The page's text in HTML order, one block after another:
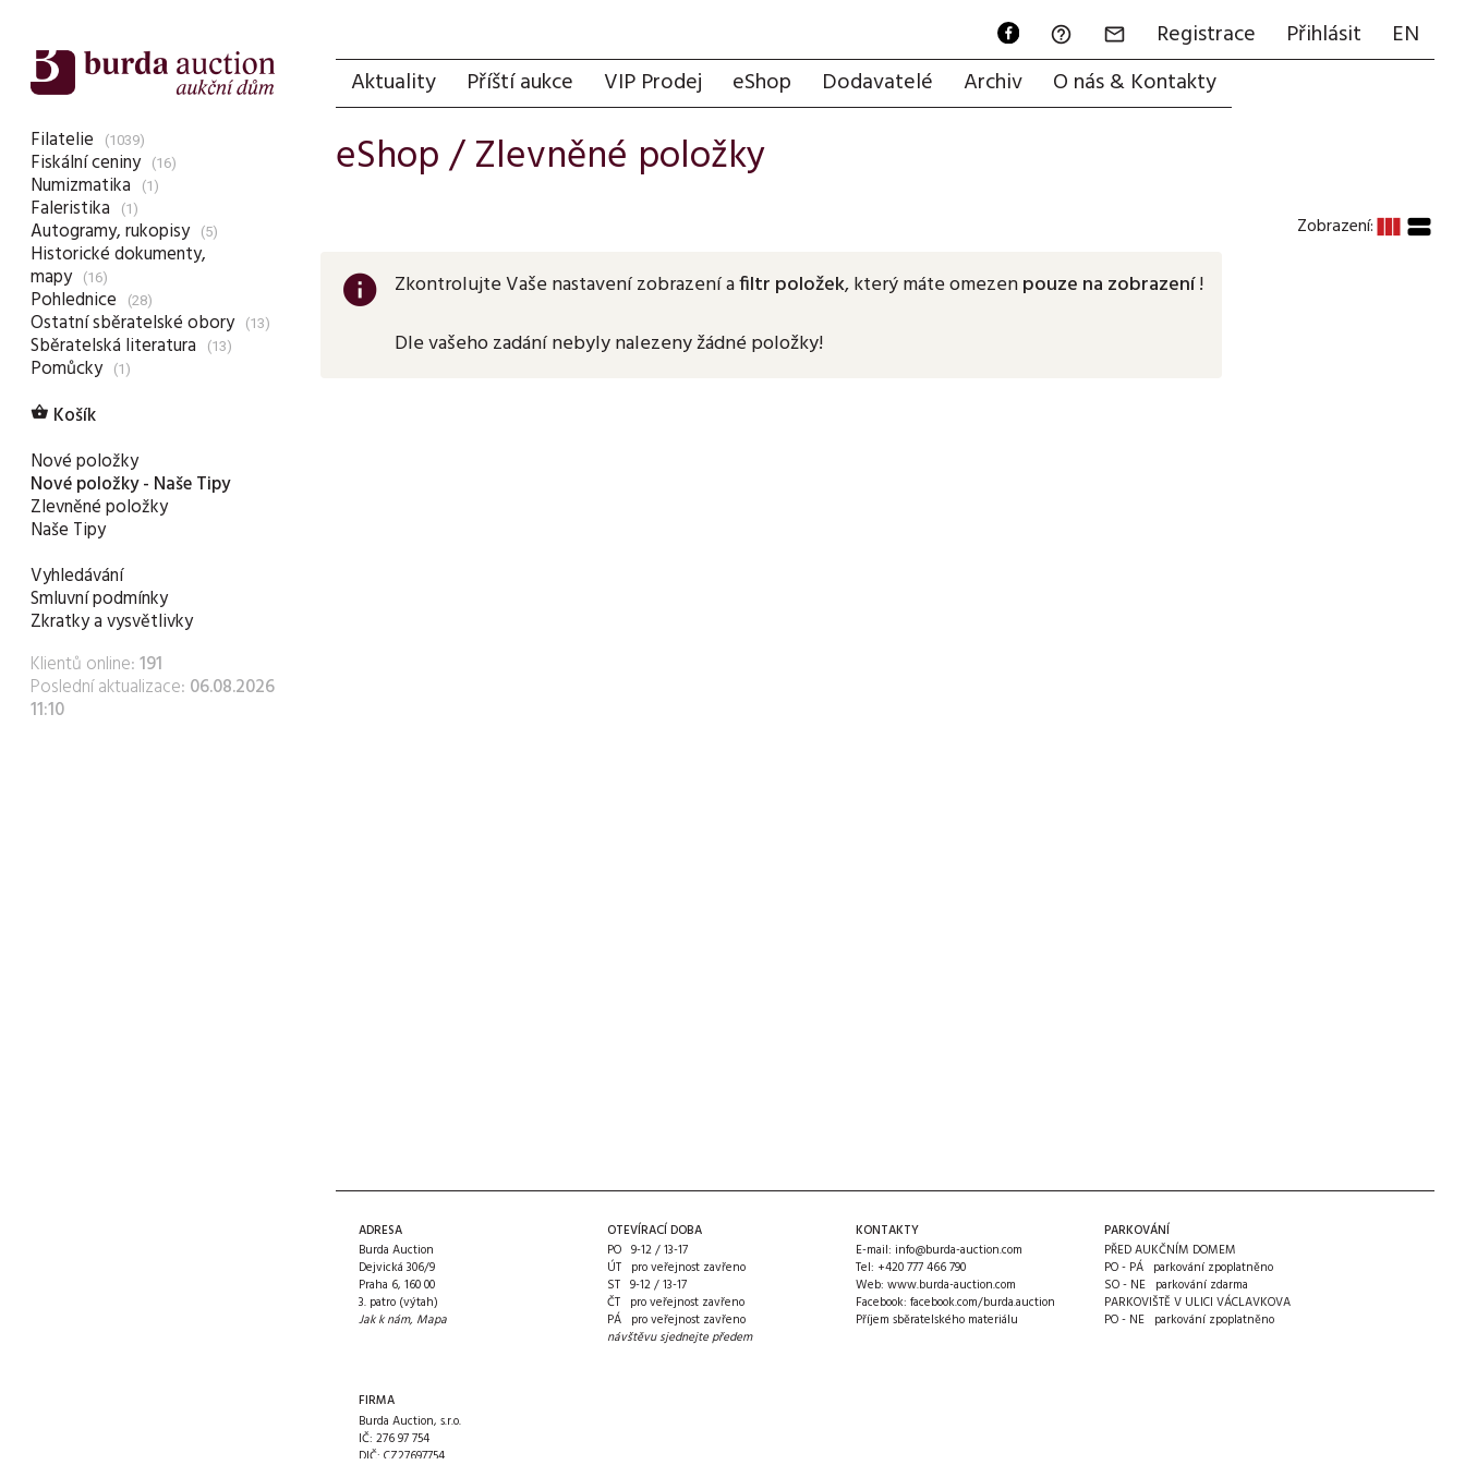
Filatelie (1039)
Fiskální ceniny (16)
Numizmatika (1)
Faleristika (1)
Autogramy, rukopisy (5)
Historické dokumenty,
mapy (16)
Pohlednice (28)
Ostatní sběratelské obory (13)
Sběratelská literatura (13)
Pomůcky (1)
 Košík
Nové položky
Nové položky - Naše Tipy
Zlevněné položky
Naše Tipy
Vyhledávání
Smluvní podmínky
Zkratky a vysvětlivky
Klientů online:191
Poslední aktualizace: 06.08.2026
11:10
  Registrace Přihlásit
EN
Aktuality
Příští aukce VIP Prodej eShop Dodavatelé Archiv O nás & Kontakty
eShop / Zlevněné položky
Zobrazení:view_column view_stream
info Zkontrolujte Vaše nastavení zobrazení afiltr položek, který máte omezenpouze na zobrazení!
Dle vašeho zadání nebyly nalezeny žádné položky!
ADRESA
Burda Auction
Dejvická 306/9
Praha 6, 160 00
3. patro (výtah)
Jak k nám, Mapa
OTEVÍRACÍ DOBA
PO 9-12 / 13-17
ÚT pro veřejnost zavřeno
ST 9-12 / 13-17
ČT pro veřejnost zavřeno
PÁ pro veřejnost zavřeno
návštěvu sjednejte předem
KONTAKTY
E-mail: info@burda-auction.com
Tel: +420 777 466 790
Web: www.burda-auction.com
Facebook: facebook.com/burda.auction
Příjem sběratelského materiálu
PARKOVÁNÍ
PŘED AUKČNÍM DOMEM
PO - PÁ parkování zpoplatněno
SO - NE parkování zdarma
PARKOVIŠTĚ V ULICI VÁCLAVKOVA
PO - NE parkování zpoplatněno
FIRMA
Burda Auction, s.r.o.
IČ: 276 97 754
DIČ: CZ27697754